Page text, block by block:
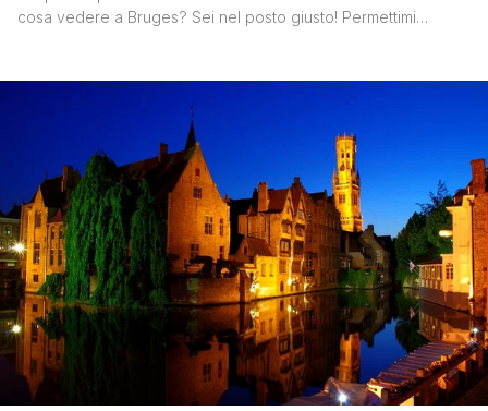
cosa vedere a Bruges? Sei nel posto giusto! Permettimi
sembra che il tempo si sia fermato al Medioevo, e trascorrere
un weekend in questa città è [']